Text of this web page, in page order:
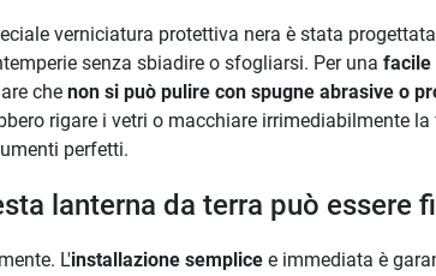
verniciatura protettiva nera è stata
senza sbiadire o sfogliarsi. Per una facile
che non si può pulire con spugne abrasive o
rigare i vetri o macchiare irrimediabilmente
perfetti.
lanterna da terra può essere
L'installazione semplice e immediata è